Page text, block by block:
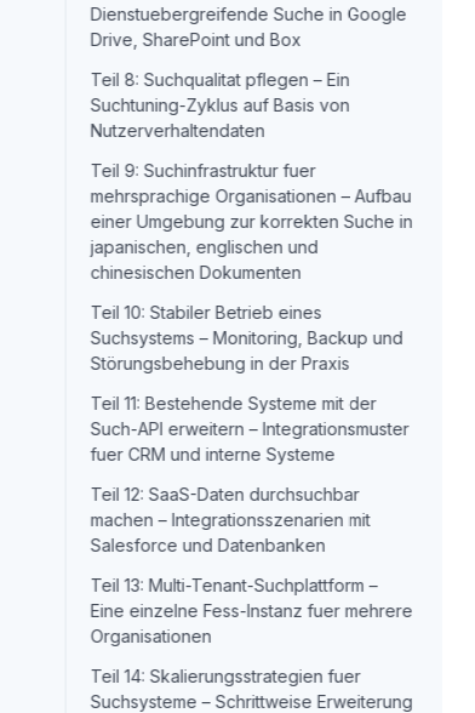
Dienstuebergreifende Suche in Google
Drive, SharePoint und Box
Teil 8: Suchqualitat pflegen – Ein
Suchtuning-Zyklus auf Basis von
Nutzerverhaltendaten
Teil 9: Suchinfrastruktur fuer
mehrsprachige Organisationen – Aufbau
einer Umgebung zur korrekten Suche in
japanischen, englischen und
chinesischen Dokumenten
Teil 10: Stabiler Betrieb eines
Suchsystems – Monitoring, Backup und
Störungsbehebung in der Praxis
Teil 11: Bestehende Systeme mit der
Such-API erweitern – Integrationsmuster
fuer CRM und interne Systeme
Teil 12: SaaS-Daten durchsuchbar
machen – Integrationsszenarien mit
Salesforce und Datenbanken
Teil 13: Multi-Tenant-Suchplattform –
Eine einzelne Fess-Instanz fuer mehrere
Organisationen
Teil 14: Skalierungsstrategien fuer
Suchsysteme – Schrittweise Erweiterung